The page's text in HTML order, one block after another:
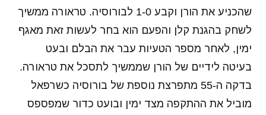
שהכניע את הורן וקבע 1-0 לבורוסיה. טראורה ממשיך
לשחק בהגנת קלן והפעם הוא בחר לעשות זאת מאגף
ימין, לאחר מספר הטעיות עבר את הבלם ובעט
בעיטה לידיים של הורן שממשיך לתסכל את טראורה.
בדקה ה-55 מתפרצת נוספת של בורוסיה כשרפאל
מוביל את ההתקפה מצד ימין ובועט כדור שמפספס